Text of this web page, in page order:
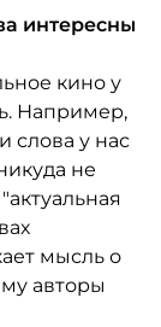
интересны
кино у
Например,
слова у нас
не
мысль о
авторы